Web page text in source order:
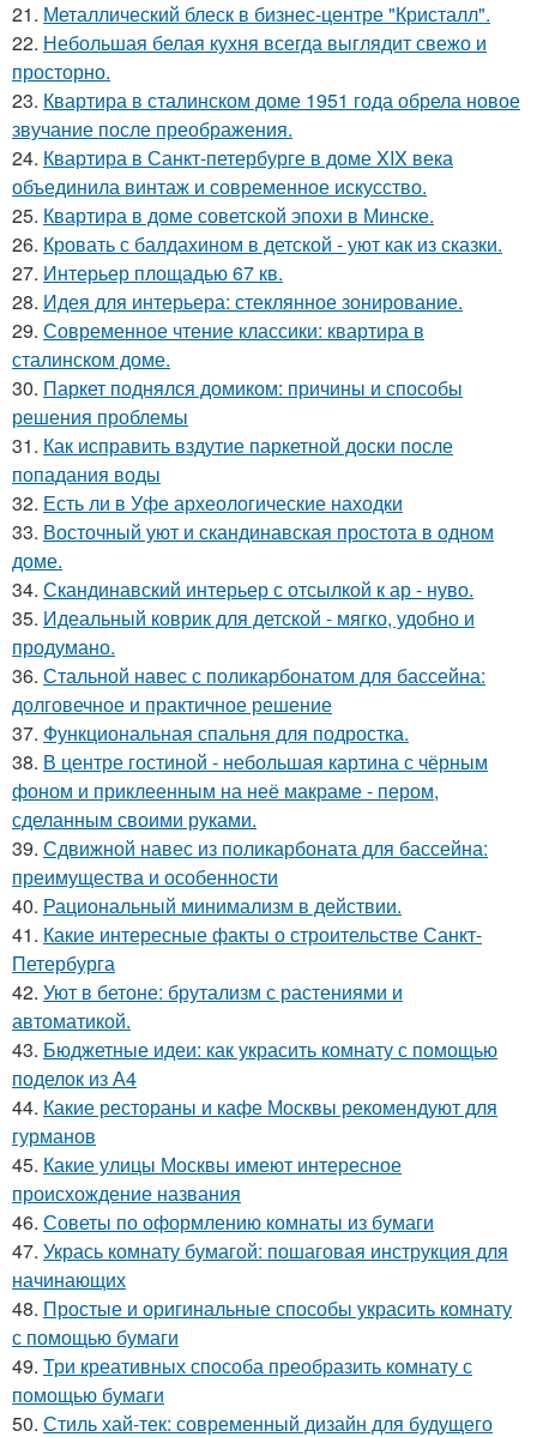
21. Металлический блеск в бизнес-центре "Кристалл".
22. Небольшая белая кухня всегда выглядит свежо и
просторно.
23. Квартира в сталинском доме 1951 года обрела новое
звучание после преображения.
24. Квартира в Санкт-петербурге в доме XIX века
объединила винтаж и современное искусство.
25. Квартира в доме советской эпохи в Минске.
26. Кровать с балдахином в детской - уют как из сказки.
27. Интерьер площадью 67 кв.
28. Идея для интерьера: стеклянное зонирование.
29. Современное чтение классики: квартира в
сталинском доме.
30. Паркет поднялся домиком: причины и способы
решения проблемы
31. Как исправить вздутие паркетной доски после
попадания воды
32. Есть ли в Уфе археологические находки
33. Восточный уют и скандинавская простота в одном
доме.
34. Скандинавский интерьер с отсылкой к ар - нуво.
35. Идеальный коврик для детской - мягко, удобно и
продумано.
36. Стальной навес с поликарбонатом для бассейна:
долговечное и практичное решение
37. Функциональная спальня для подростка.
38. В центре гостиной - небольшая картина с чёрным
фоном и приклеенным на неё макраме - пером,
сделанным своими руками.
39. Сдвижной навес из поликарбоната для бассейна:
преимущества и особенности
40. Рациональный минимализм в действии.
41. Какие интересные факты о строительстве Санкт-
Петербурга
42. Уют в бетоне: брутализм с растениями и
автоматикой.
43. Бюджетные идеи: как украсить комнату с помощью
поделок из А4
44. Какие рестораны и кафе Москвы рекомендуют для
гурманов
45. Какие улицы Москвы имеют интересное
происхождение названия
46. Советы по оформлению комнаты из бумаги
47. Укрась комнату бумагой: пошаговая инструкция для
начинающих
48. Простые и оригинальные способы украсить комнату
с помощью бумаги
49. Три креативных способа преобразить комнату с
помощью бумаги
50. Стиль хай-тек: современный дизайн для будущего